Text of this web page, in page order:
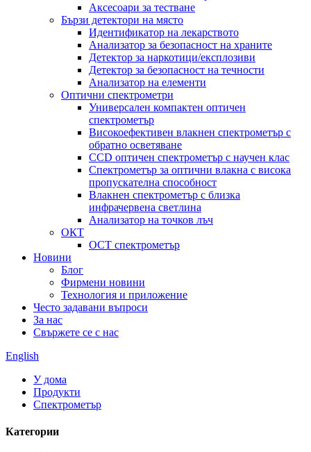
Аксесоари за тестване
Бързи детектори на място
Идентификатор на лекарството
Анализатор за безопасност на храните
Детектор за наркотици/експлозиви
Детектор за безопасност на течности
Анализатор на елементи
Оптични спектрометри
Универсален компактен оптичен
спектрометър
Високоефективен влакнен спектрометър с
обратно осветяване
CCD оптичен спектрометър с научен клас
Спектрометър за оптични влакна с висока
пропускателна способност
Влакнен спектрометър с близка
инфрачервена светлина
Анализатор на точков лъч
ОКТ
OCT спектрометър
Новини
Блог
Фирмени новини
Технология и приложение
Често задавани въпроси
За нас
Свържете се с нас
English
У дома
Продукти
Спектрометър
Категории